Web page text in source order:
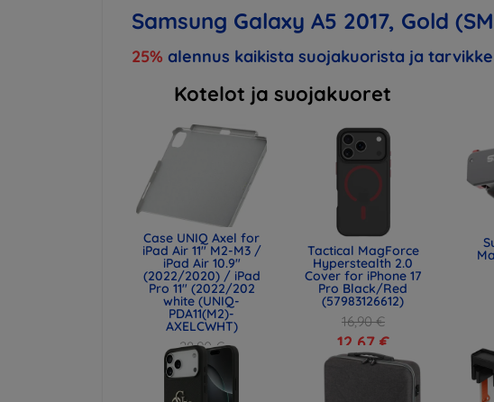
Samsung Galaxy A5 2017, Gold
25% alennus kaikista suojakuorista ja
Kotelot ja suojakuoret
Case UNIQ Axel for
iPad Air 11" M2-M3 /
iPad Air 10.9"
(2022/2020) / iPad
Pro 11" (2022/202
white (UNIQ-
PDA11(M2)-
AXELCWHT)
28,90 €
21,68 €
Tactical MagForce
Hyperstealth 2.0
Cover for iPhone 17
Pro Black/Red
(57983126612)
16,90 €
12,67 €